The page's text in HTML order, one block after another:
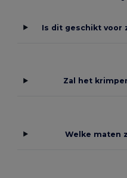
Is dit geschikt voor
Zal het
Welke maten